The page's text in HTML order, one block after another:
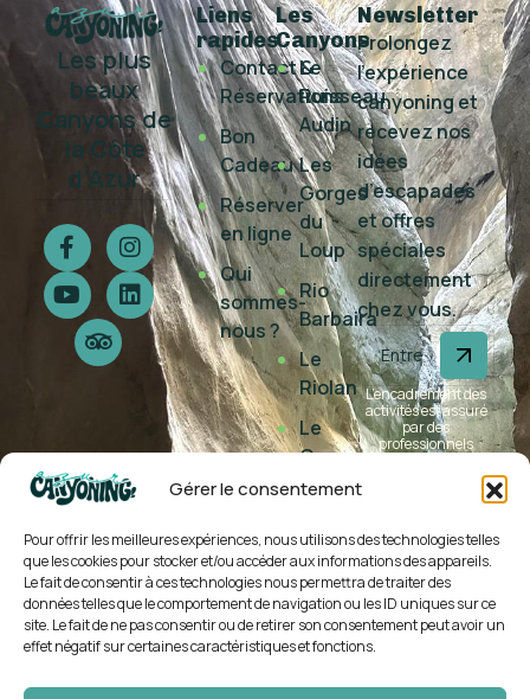
Gérer le consentement
Pour offrir les meilleures expériences, nous utilisons des technologies telles
que les cookies pour stocker et/ou accéder aux informations des appareils.
Le fait de consentir à ces technologies nous permettra de traiter des
données telles que le comportement de navigation ou les ID uniques sur ce
site. Le fait de ne pas consentir ou de retirer son consentement peut avoir un
effet négatif sur certaines caractéristiques et fonctions.
Les plus
beaux
Canyons de
la Côte
d’Azur
Liens
rapides
Contact &
Réservations
Bon
Cadeau
Réserver
en ligne
Qui
sommes-
nous ?
Les
Canyons
Le
Ruisseau
Audin
Les
Gorges
du
Loup
Rio
Barbaira
Le
Riolan
Le
Gours
du
La
Bollène
Imberguet
Courmes
Newsletter
Prolongez
l’expérience
canyoning et
recevez nos
idées
d’escapades
et offres
spéciales
directement
chez vous.
L’encadrement des
activités est assuré
par des
professionnels
et sports n° 00697